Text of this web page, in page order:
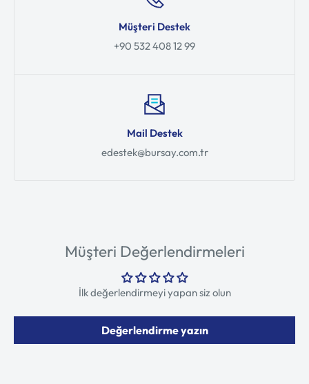
Müşteri Destek
+90 532 408 12 99
Mail Destek
edestek@bursay.com.tr
Müşteri Değerlendirmeleri
İlk değerlendirmeyi yapan siz olun
Değerlendirme yazın